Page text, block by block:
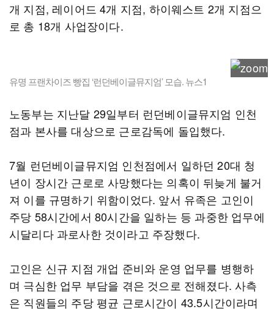
개 지점, 레이어드 4개 지점, 하이웨스트 2개 지점으
로 총 18개 사업장이다.
유명 프랜차이즈 빵집 ‘런던베이글뮤지엄’ 모습. 뉴스1
노동부는 지난달 29일부터 런던베이글뮤지엄 인천
점과 본사를 대상으로 근로감독에 돌입했다.
7월 런던베이글뮤지엄 인천점에서 일하던 20대 청
년이 장시간 근로로 사망했다는 의혹이 뒤늦게 불거
져 이를 규명하기 위함이었다. 앞서 유족은 고인이
주당 58시간에서 80시간을 일하는 등 과중한 업무에
시달리다 과로사한 것이라고 주장했다.
고인은 신규 지점 개업 준비와 운영 업무를 병행하
며 극심한 업무 부담을 겪은 것으로 전해졌다. 사측
은 직원들의 주당 평균 근로시간이 43.5시간이라며